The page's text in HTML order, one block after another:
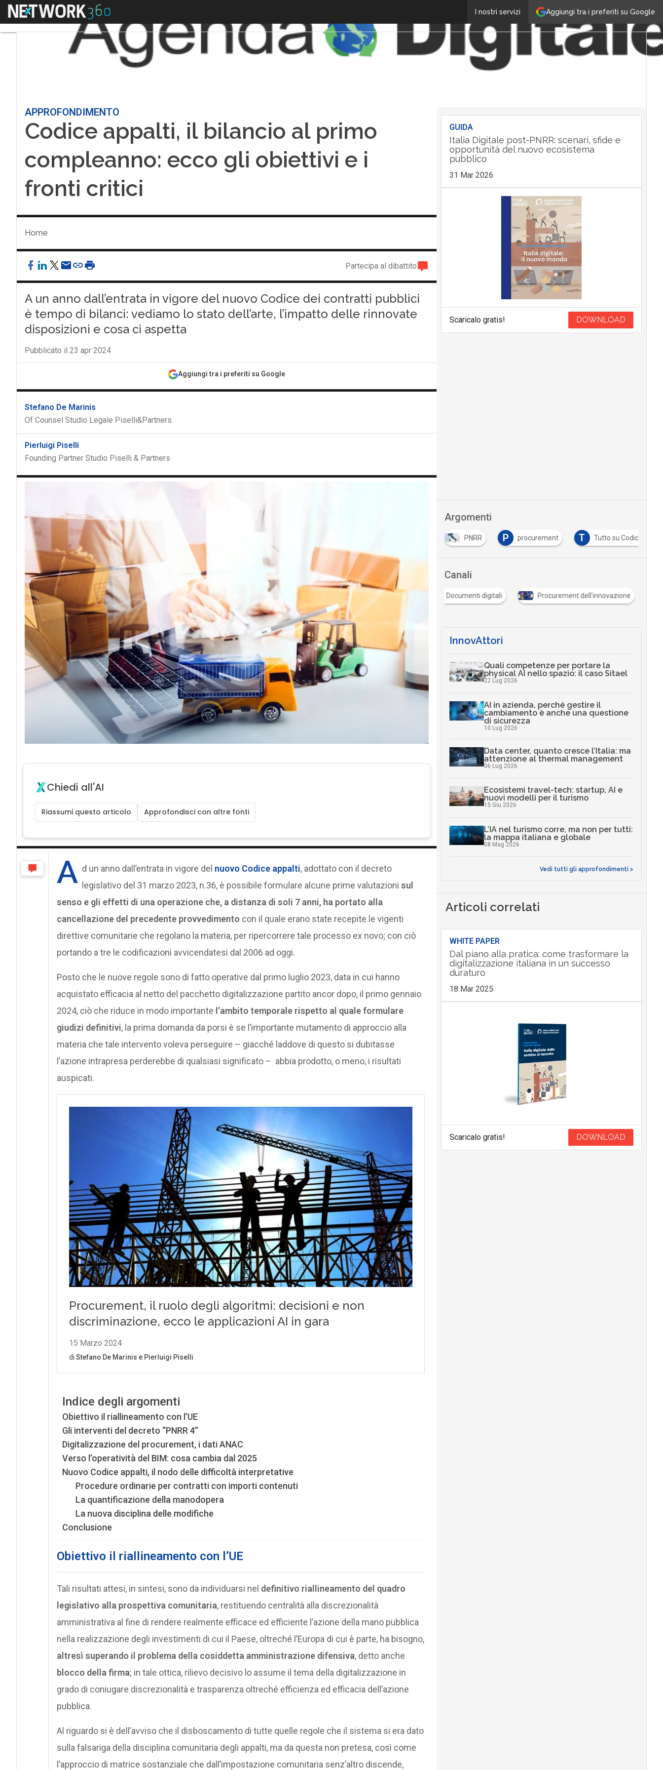
Aggiungi tra i preferiti su Google
I nostri servizi
Menu
APPROFONDIMENTO
Codice appalti, il bilancio al primo
compleanno: ecco gli obiettivi e i
fronti critici
Home
Partecipa al dibattito
A un anno dall’entrata in vigore del nuovo Codice dei contratti pubblici
è tempo di bilanci: vediamo lo stato dell’arte, l’impatto delle rinnovate
disposizioni e cosa ci aspetta
Pubblicato il 23 apr 2024
Aggiungi tra i preferiti su Google
Stefano De Marinis
Of Counsel Studio Legale Piselli&Partners
Pierluigi Piselli
Founding Partner Studio Piselli & Partners
Chiedi all'AI
Riassumi questo articolo Approfondisci con altre fonti
A d un anno dall’entrata in vigore del nuovo Codice appalti, adottato con il decreto
legislativo del 31 marzo 2023, n.36, è possibile formulare alcune prime valutazioni sul
senso e gli effetti di una operazione che, a distanza di soli 7 anni, ha portato alla
cancellazione del precedente provvedimento con il quale erano state recepite le vigenti
direttive comunitarie che regolano la materia, per ripercorrere tale processo ex novo; con ciò
portando a tre le codificazioni avvicendatesi dal 2006 ad oggi.
Posto che le nuove regole sono di fatto operative dal primo luglio 2023, data in cui hanno
acquistato efficacia al netto del pacchetto digitalizzazione partito ancor dopo, il primo gennaio
2024, ciò che riduce in modo importante l’ambito temporale rispetto al quale formulare
giudizi definitivi, la prima domanda da porsi è se l’importante mutamento di approccio alla
materia che tale intervento voleva perseguire – giacché laddove di questo si dubitasse
l’azione intrapresa perderebbe di qualsiasi significato – abbia prodotto, o meno, i risultati
auspicati.
Indice degli argomenti
Obiettivo il riallineamento con l’UE
Gli interventi del decreto “PNRR 4”
Digitalizzazione del procurement, i dati ANAC
Verso l’operatività del BIM: cosa cambia dal 2025
Nuovo Codice appalti, il nodo delle difficoltà interpretative
Procedure ordinarie per contratti con importi contenuti
La quantificazione della manodopera
La nuova disciplina delle modifiche
Conclusione
Obiettivo il riallineamento con l’UE
Tali risultati attesi, in sintesi, sono da individuarsi nel definitivo riallineamento del quadro
legislativo alla prospettiva comunitaria, restituendo centralità alla discrezionalità
amministrativa al fine di rendere realmente efficace ed efficiente l’azione della mano pubblica
nella realizzazione degli investimenti di cui il Paese, oltreché l’Europa di cui è parte, ha bisogno,
altresì superando il problema della cosiddetta amministrazione difensiva, detto anche
blocco della firma; in tale ottica, rilievo decisivo lo assume il tema della digitalizzazione in
grado di coniugare discrezionalità e trasparenza oltreché efficienza ed efficacia dell’azione
pubblica.
Al riguardo si è dell’avviso che il disboscamento di tutte quelle regole che il sistema si era dato
sulla falsariga della disciplina comunitaria degli appalti, ma da questa non pretesa, così come
l’approccio di matrice sostanziale che dall’impostazione comunitaria senz’altro discende,
GUIDA
Italia Digitale post-PNRR: scenari, sfide e
opportunità del nuovo ecosistema
pubblico
31 Mar 2026
Scaricalo gratis! DOWNLOAD
Argomenti
PNRR P procurement T Tutto su Codice Appalti
Canali
Documenti digitali Procurement dell'innovazione
InnovAttori
Quali competenze per portare la
physical AI nello spazio: il caso Sitael
22 Lug 2026
AI in azienda, perché gestire il
cambiamento è anche una questione
di sicurezza
10 Lug 2026
Data center, quanto cresce l’Italia: ma
attenzione al thermal management
06 Lug 2026
Ecosistemi travel-tech: startup, AI e
nuovi modelli per il turismo
15 Giu 2026
L’IA nel turismo corre, ma non per tutti:
la mappa italiana e globale
08 Mag 2026
Vedi tutti gli approfondimenti >
Articoli correlati
WHITE PAPER
Dal piano alla pratica: come trasformare la
digitalizzazione italiana in un successo
duraturo
18 Mar 2025
Scaricalo gratis! DOWNLOAD